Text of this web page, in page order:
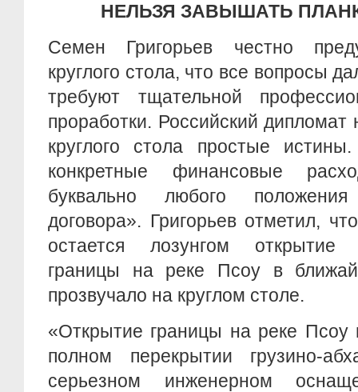
НЕЛЬЗЯ ЗАВЫШАТЬ
Семен Григорьев честно
круглого стола, что все вопросы
требуют тщательной
проработки. Российский дипломат
круглого стола простые
конкретные финансовые
буквально любого
договора». Григорьев отметил,
остается лозунгом открытие
границы на реке Псоу в
прозвучало на круглом столе.
«Открытие границы на реке Псоу
полном перекрытии грузино-
серьезном инженерном